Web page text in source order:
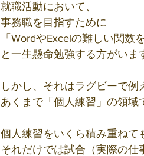
就職活動において、
事務職を目指すために
「WordやExcelの難しい関数
と一生懸命勉強する方がいま
しかし、それはラグビーで例
あくまで「個人練習」の領域
個人練習をいくら積み重ねて
それだけでは試合（実際の仕